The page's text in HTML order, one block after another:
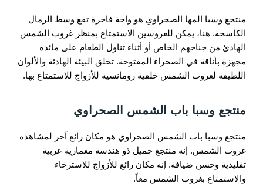
منتجع وسبا المها الصحراوي هو واحة فاخرة تقع وسط الرمال
الكاسحة. هنا، يمكن للعروسين الاستمتاع بمنظر غروب الشمس
الهادئ من جناحهم الخاص أو أثناء تناول الطعام على مائدة
مجهزة بأناقة في الصحراء المفتوحة. تخلق البيئة الهادئة والألوان
اللطيفة لغروب الشمس خلفية رومانسية للأزواج للاستمتاع بها.
منتجع وسبا باب الشمس الصحراوي
منتجع وسبا باب الشمس الصحراوي هو مكان رائع آخر لمشاهدة
غروب الشمس. إنه منتجع جميل ذو هندسة معمارية عربية
تقليدية وحسن ضيافة. إنه مكان رائع للأزواج للاسترخاء
والاستمتاع بغروب الشمس معاً.